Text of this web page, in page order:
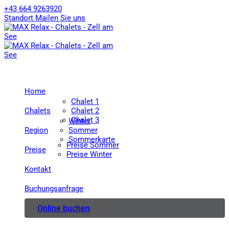
+43 664 9263920
Standort Mailen Sie uns
Home
Chalets
Chalet 1
Chalet 2
Chalet 3
Region
Winter
Sommer
Sommerkarte
Preise
Preise Sommer
Preise Winter
Kontakt
Buchungsanfrage
Online buchen